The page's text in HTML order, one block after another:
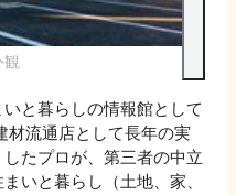
観
と暮らしの情報館として
材流通店として長年の実
たプロが、第三者の中立
いと暮らし（土地、家、